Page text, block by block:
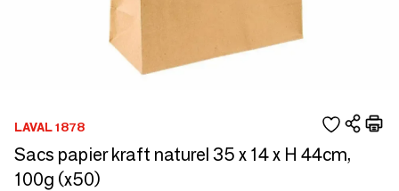
LAVAL 1878
Sacs papier kraft naturel 35 x 14 x H 44cm,
100g (x50)